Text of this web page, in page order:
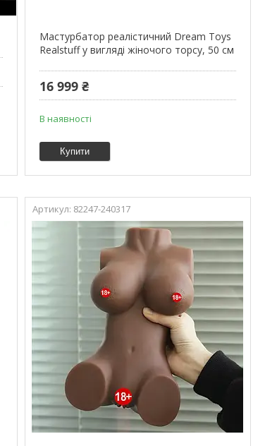
Мастурбатор реалістичний Dream Toys
Realstuff у вигляді жіночого торсу, 50 см
16 999 ₴
В наявності
Купити
82247-240317